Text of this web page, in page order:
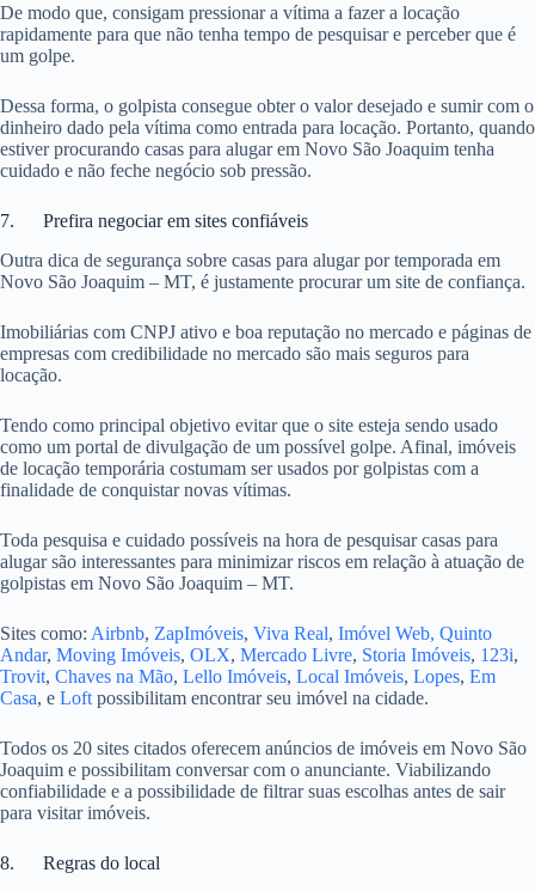
De modo que, consigam pressionar a vítima a fazer a locação
rapidamente para que não tenha tempo de pesquisar e perceber que é
um golpe.
Dessa forma, o golpista consegue obter o valor desejado e sumir com o
dinheiro dado pela vítima como entrada para locação. Portanto, quando
estiver procurando casas para alugar em Novo São Joaquim tenha
cuidado e não feche negócio sob pressão.
7. Prefira negociar em sites confiáveis
Outra dica de segurança sobre casas para alugar por temporada em
Novo São Joaquim – MT, é justamente procurar um site de confiança.
Imobiliárias com CNPJ ativo e boa reputação no mercado e páginas de
empresas com credibilidade no mercado são mais seguros para
locação.
Tendo como principal objetivo evitar que o site esteja sendo usado
como um portal de divulgação de um possível golpe. Afinal, imóveis
de locação temporária costumam ser usados por golpistas com a
finalidade de conquistar novas vítimas.
Toda pesquisa e cuidado possíveis na hora de pesquisar casas para
alugar são interessantes para minimizar riscos em relação à atuação de
golpistas em Novo São Joaquim – MT.
Sites como: Airbnb, ZapImóveis, Viva Real, Imóvel Web, Quinto
Andar, Moving Imóveis, OLX, Mercado Livre, Storia Imóveis, 123i,
Trovit, Chaves na Mão, Lello Imóveis, Local Imóveis, Lopes, Em
Casa, e Loft possibilitam encontrar seu imóvel na cidade.
Todos os 20 sites citados oferecem anúncios de imóveis em Novo São
Joaquim e possibilitam conversar com o anunciante. Viabilizando
confiabilidade e a possibilidade de filtrar suas escolhas antes de sair
para visitar imóveis.
8. Regras do local